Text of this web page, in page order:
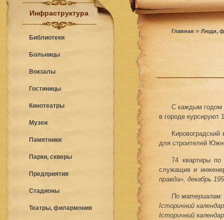
Инфраструктура
Библиотеки
Больницы
Вокзалы
Гостиницы
Кинотеатры
Музеи
Памятники
Парки, скверы
Предприятия
Стадионы
Театры, филармония
Главная » Люди,
С каждым годом
в городе курсируют
для строителей
74 квартиры по
служащие и
правда», декабрь
По материалам:
Історичний
Історичний